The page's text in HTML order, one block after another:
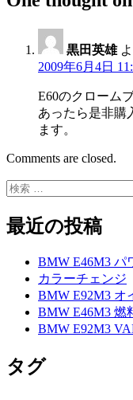
黒田英雄
2009年6月4日
E60のクローム
あったら是非購
ます。
Comments are closed.
最近の投稿
BMW E46M3 パ
カラーチェンジ
BMW E92M3 オ
BMW E46M3 燃
BMW E92M3
タグ